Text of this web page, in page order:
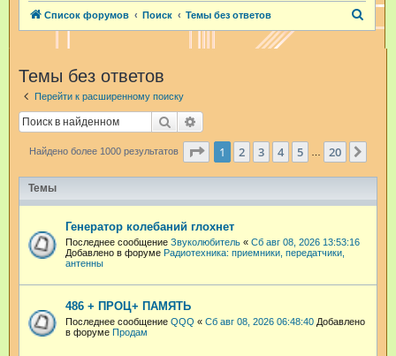
Список форумов Поиск Темы без ответов
Темы без ответов
Перейти к расширенному поиску
Поиск
Найдено более 1000 результатов Страница из 20
1 2 3 4 5 20
Темы
Генератор колебаний глохнет
Последнее сообщение Звуколюбитель « Сб авг 08, 2026 13:53:16
Добавлено в форуме Радиотехника: приемники, передатчики,
антенны
486 + ПРОЦ+ ПАМЯТЬ
Последнее сообщение QQQ « Сб авг 08, 2026 06:48:40 Добавлено
в форуме Продам